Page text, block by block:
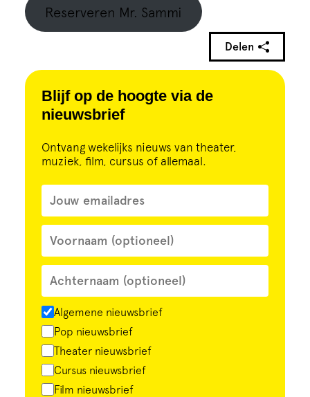
Blijf op de hoogte via de
nieuwsbrief
Ontvang wekelijks nieuws van theater,
muziek, film, cursus of allemaal.
Algemene nieuwsbrief
Pop nieuwsbrief
Theater nieuwsbrief
Cursus nieuwsbrief
Film nieuwsbrief
Reserveren Mr. Sammi
Delen